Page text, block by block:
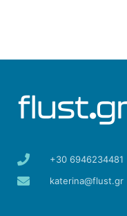
+30 6946234481
katerina@flust.gr